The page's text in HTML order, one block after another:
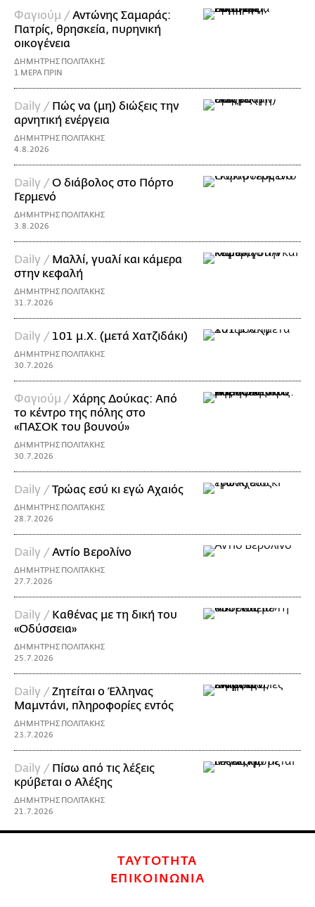
Φαγιούμ /Αντώνης Σαμαράς:
Πατρίς, θρησκεία, πυρηνική
οικογένεια
ΔΗΜΗΤΡΗΣ ΠΟΛΙΤΑΚΗΣ
1 ΜΕΡΑ ΠΡΙΝ
Daily / Πώς να (μη) διώξεις την
αρνητική ενέργεια
ΔΗΜΗΤΡΗΣ ΠΟΛΙΤΑΚΗΣ
4.8.2026
Daily /Ο διάβολος στο Πόρτο
Γερμενό
ΔΗΜΗΤΡΗΣ ΠΟΛΙΤΑΚΗΣ
3.8.2026
Daily / Μαλλί, γυαλί και κάμερα
στην κεφαλή
ΔΗΜΗΤΡΗΣ ΠΟΛΙΤΑΚΗΣ
31.7.2026
Daily / 101 μ.Χ. (μετά Χατζιδάκι)
ΔΗΜΗΤΡΗΣ ΠΟΛΙΤΑΚΗΣ
30.7.2026
Φαγιούμ /Χάρης Δούκας: Από
το κέντρο της πόλης στο
«ΠΑΣΟΚ του βουνού»
ΔΗΜΗΤΡΗΣ ΠΟΛΙΤΑΚΗΣ
30.7.2026
Daily /Τρώας εσύ κι εγώ Αχαιός
ΔΗΜΗΤΡΗΣ ΠΟΛΙΤΑΚΗΣ
28.7.2026
Daily /Αντίο Βερολίνο
ΔΗΜΗΤΡΗΣ ΠΟΛΙΤΑΚΗΣ
27.7.2026
Daily / Καθένας με τη δική του
«Οδύσσεια»
ΔΗΜΗΤΡΗΣ ΠΟΛΙΤΑΚΗΣ
25.7.2026
Daily /Ζητείται ο Έλληνας
Μαμντάνι, πληροφορίες εντός
ΔΗΜΗΤΡΗΣ ΠΟΛΙΤΑΚΗΣ
23.7.2026
Daily / Πίσω από τις λέξεις
κρύβεται ο Αλέξης
ΔΗΜΗΤΡΗΣ ΠΟΛΙΤΑΚΗΣ
21.7.2026
ΤΑΥΤΟΤΗΤΑ
ΕΠΙΚΟΙΝΩΝΙΑ